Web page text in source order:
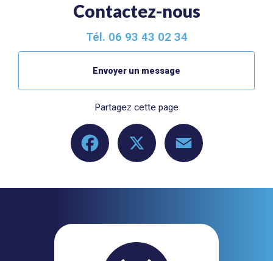
Contactez-nous
Tél. 06 93 43 02 34
Envoyer un message
Partagez cette page
Facebook